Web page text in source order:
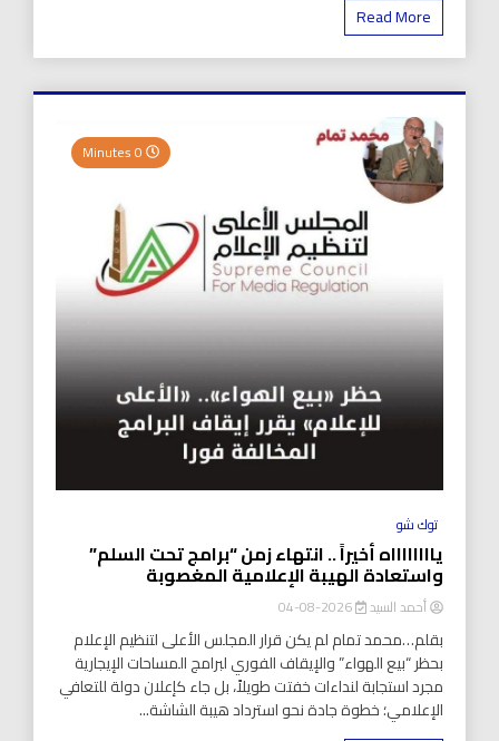
Read More
توك شو
يااااااااه أخيراً .. انتهاء زمن “برامج تحت السلم”
واستعادة الهيبة الإعلامية المغصوبة
أحمد السيد 2026-08-04
بقلم…محمد تمام لم يكن قرار المجلس الأعلى لتنظيم الإعلام
بحظر “بيع الهواء” والإيقاف الفوري لبرامج المساحات الإيجارية
مجرد استجابة لنداءات خفتت طويلاً، بل جاء كإعلان دولة للتعافي
الإعلامي؛ خطوة جادة نحو استرداد هيبة الشاشة...